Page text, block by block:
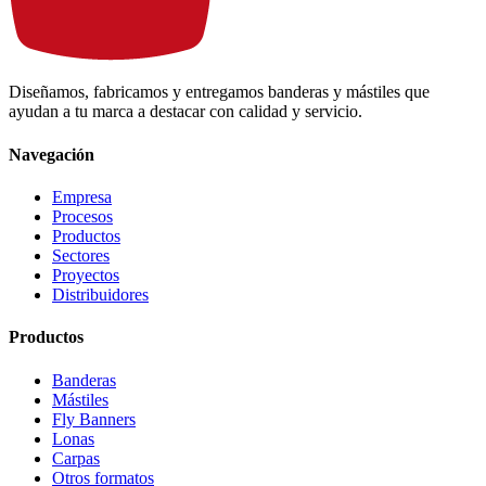
Diseñamos, fabricamos y entregamos banderas y mástiles que
ayudan a tu marca a destacar con calidad y servicio.
Navegación
Empresa
Procesos
Productos
Sectores
Proyectos
Distribuidores
Productos
Banderas
Mástiles
Fly Banners
Lonas
Carpas
Otros formatos